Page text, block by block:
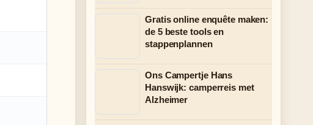
Gratis online enquête maken:
de 5 beste tools en
stappenplannen
Ons Campertje Hans
Hanswijk: camperreis met
Alzheimer